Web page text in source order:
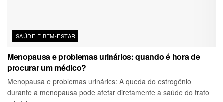
SAÚDE E BEM-ESTAR
Menopausa e problemas urinários: quando é hora de
procurar um médico?
Menopausa e problemas urinários: A queda do estrogênio
durante a menopausa pode afetar diretamente a saúde do trato